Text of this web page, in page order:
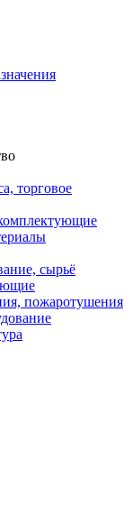
торговое
сырьё
пожаротушения